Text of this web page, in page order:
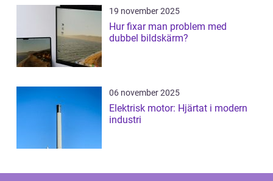
19 november 2025
Hur fixar man problem med
dubbel bildskärm?
06 november 2025
Elektrisk motor: Hjärtat i modern
industri